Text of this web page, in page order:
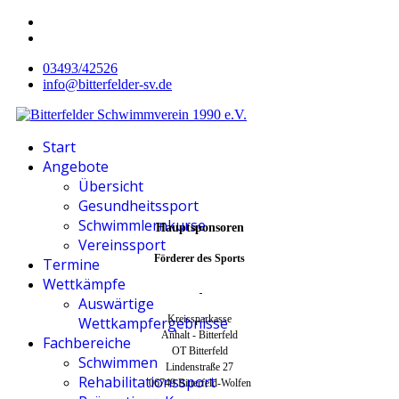
03493/42526
info@bitterfelder-sv.de
Start
Angebote
Übersicht
Gesundheitssport
Schwimmlernkurse
Vereinssport
Termine
Wettkämpfe
Auswärtige
Wettkampfergebnisse
Fachbereiche
Schwimmen
Rehabilitationssport
Hauptsponsoren
Förderer des Sports
Kreissparkasse
Anhalt - Bitterfeld
OT Bitterfeld
Lindenstraße 27
06749 Bitterfeld-Wolfen